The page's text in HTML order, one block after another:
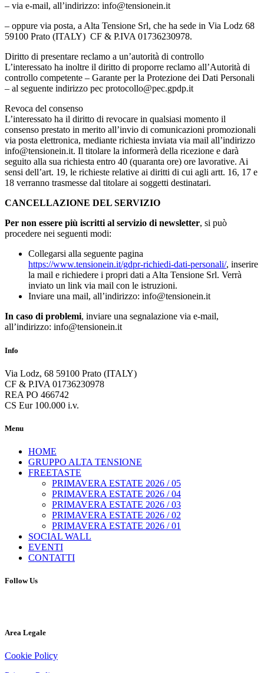
– via e-mail, all’indirizzo: info@tensionein.it
– oppure via posta, a Alta Tensione Srl, che ha sede in Via Lodz 68
59100 Prato (ITALY) CF & P.IVA 01736230978.
Diritto di presentare reclamo a un’autorità di controllo
L’interessato ha inoltre il diritto di proporre reclamo all’Autorità di
controllo competente – Garante per la Protezione dei Dati Personali
– al seguente indirizzo pec protocollo@pec.gpdp.it
Revoca del consenso
L’interessato ha il diritto di revocare in qualsiasi momento il
consenso prestato in merito all’invio di comunicazioni promozionali
via posta elettronica, mediante richiesta inviata via mail all’indirizzo
info@tensionein.it. Il titolare la informerà della ricezione e darà
seguito alla sua richiesta entro 40 (quaranta ore) ore lavorative. Ai
sensi dell’art. 19, le richieste relative ai diritti di cui agli artt. 16, 17 e
18 verranno trasmesse dal titolare ai soggetti destinatari.
CANCELLAZIONE DEL SERVIZIO
Per non essere più iscritti al servizio di newsletter, si può
procedere nei seguenti modi:
Collegarsi alla seguente pagina
https://www.tensionein.it/gdpr-richiedi-dati-personali/, inserire
la mail e richiedere i propri dati a Alta Tensione Srl. Verrà
inviato un link via mail con le istruzioni.
Inviare una mail, all’indirizzo: info@tensionein.it
In caso di problemi, inviare una segnalazione via e-mail,
all’indirizzo: info@tensionein.it
Info
Via Lodz, 68 59100 Prato (ITALY)
CF & P.IVA 01736230978
REA PO 466742
CS Eur 100.000 i.v.
Menu
HOME
GRUPPO ALTA TENSIONE
FREETASTE
PRIMAVERA ESTATE 2026 / 05
PRIMAVERA ESTATE 2026 / 04
PRIMAVERA ESTATE 2026 / 03
PRIMAVERA ESTATE 2026 / 02
PRIMAVERA ESTATE 2026 / 01
SOCIAL WALL
EVENTI
CONTATTI
Follow Us
Area Legale
Cookie Policy